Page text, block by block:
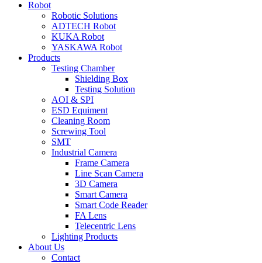
Robot
Robotic Solutions
ADTECH Robot
KUKA Robot
YASKAWA Robot
Products
Testing Chamber
Shielding Box
Testing Solution
AOI & SPI
ESD Equiment
Cleaning Room
Screwing Tool
SMT
Industrial Camera
Frame Camera
Line Scan Camera
3D Camera
Smart Camera
Smart Code Reader
FA Lens
Telecentric Lens
Lighting Products
About Us
Contact